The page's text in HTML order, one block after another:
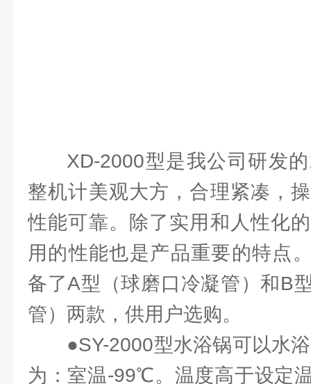
XD-2000型是我公司研发
整机计美观大方，合理紧凑，
性能可靠。除了实用和人性化
用的性能也是产品重要的特点
备了A型（球磨口冷凝管）和B
管）两款，供用户选购。
●SY-2000型水浴锅可以水
为：室温-99℃。温度高于设定